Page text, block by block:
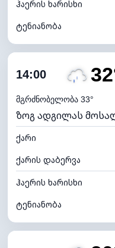
ჰაერის ხარისხი
ტენიანობა
ღრუბლიანობა
ნამის წერტილი
ხილვადობა
განათების ინდექსი
ღრუბლის სიმაღლე
14:00
მგრძნობელობა 33°
ზოგ ადგილას
ქარი
ქარის დაბერვა
ჰაერის ხარისხი
ტენიანობა